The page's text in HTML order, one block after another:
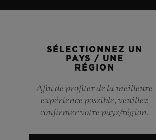
SÉLECTIONNEZ UN
PAYS / UNE
RÉGION
Afin de profiter de la meilleure
expérience possible, veuillez
confirmer votre pays/région.